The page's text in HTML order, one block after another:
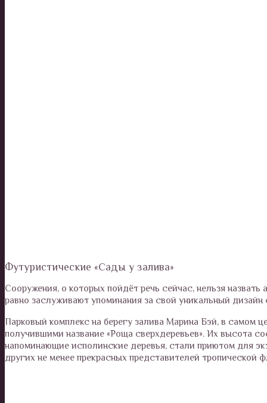
Футуристические «Сады у залива»
Сооружения, о которых пойдёт речь сейчас, нельзя
равно заслуживают упоминания за свой уникальный дизайн
Парковый комплекс на берегу залива Марина Бэй, в самом
получившими название «Роща сверхдеревьев». Их высота
напоминающие исполинские деревья, стали приютом для
других не менее прекрасных представителей тропической